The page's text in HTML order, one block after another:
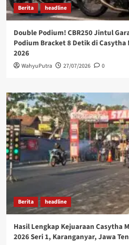
Berita headline
Double Podium! CBR250 Jintul
Podium Bracket 8 Detik di Casytha
2026
WahyuPutra 27/07/2026 0
Berita headline
Hasil Lengkap Kejuaraan Casytha
2026 Seri 1, Karanganyar, Jawa